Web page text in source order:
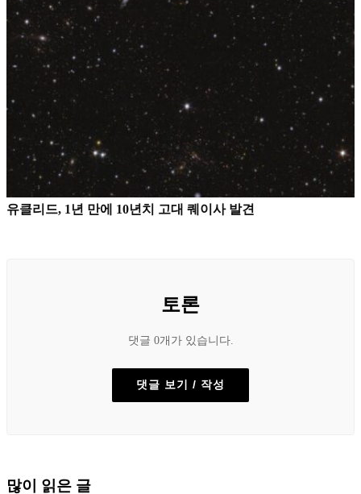
유클리드, 1년 만에 10년치 고대 퀘이사 발견
토론
댓글 0개가 있습니다.
댓글 보기 / 작성
많이 읽은 글